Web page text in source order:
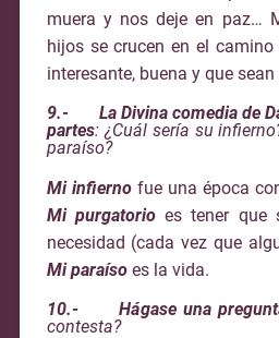
muera y nos deje en paz…
hijos se crucen en el
interesante, buena y que
9.- La Divina comedia de
partes: ¿Cuál sería su
paraíso?
Mi infiernofue una época
Mi purgatorioes tener que
necesidad (cada vez que
Mi paraísoes la vida.
10.- Hágase una
contesta?